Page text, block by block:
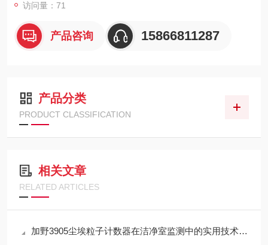
访问量：71
产品咨询 15866811287
产品分类
PRODUCT CLASSIFICATION
相关文章
RELATED ARTICLES
加野3905尘埃粒子计数器在洁净室监测中的实用技术解析